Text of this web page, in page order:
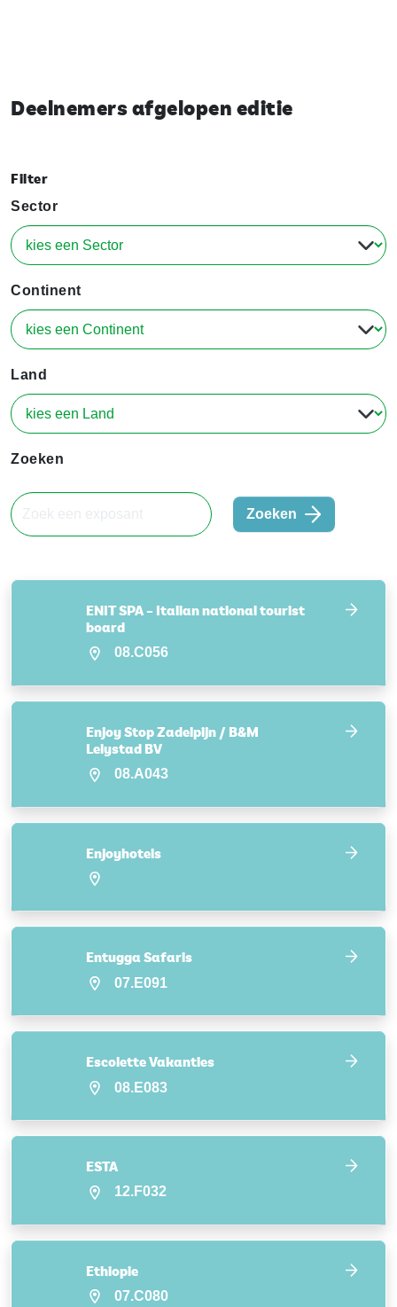
Deelnemers afgelopen editie
Filter
Sector
Continent
Land
Zoeken
Zoeken
ENIT SPA – Italian national tourist
board
08.C056
Enjoy Stop Zadelpijn / B&M
Lelystad BV
08.A043
Enjoyhotels
Entugga Safaris
07.E091
Escolette Vakanties
08.E083
ESTA
12.F032
Ethiopie
07.C080